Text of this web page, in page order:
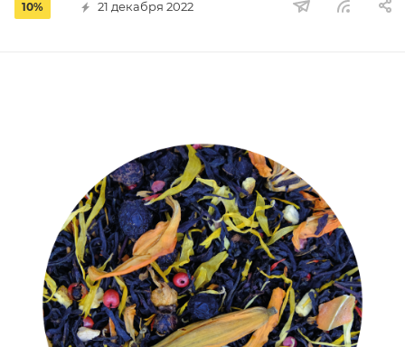
10% 21 декабря 2022